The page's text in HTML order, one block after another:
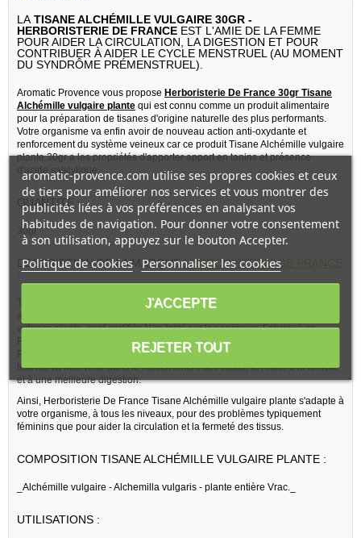
LA TISANE ALCHÉMILLE VULGAIRE 30GR -
HERBORISTERIE DE FRANCE EST L'AMIE DE LA FEMME
POUR AIDER LA CIRCULATION, LA DIGESTION ET POUR
CONTRIBUER À AIDER LE CYCLE MENSTRUEL (AU MOMENT
DU SYNDRÔME PRÉMENSTRUEL).
Aromatic Provence vous propose Herboristerie De France 30gr Tisane
Alchémille vulgaire plante qui est connu comme un produit alimentaire
pour la préparation de tisanes d'origine naturelle des plus performants.
Votre organisme va enfin avoir de nouveau action anti-oxydante et
renforcement du système veineux car ce produit Tisane Alchémille vulgaire
plante 30gr a les propriétés d'apporter apport en tanins et présence
d'acide salicylique.
QUANTITE :
30gr
DESCRIPTION DE LA MARQUEHERBORISTERIE DE FRANCE
Tous les produits de la marque Herboristerie De France dont ce produit
vulgaire plante, sont certifiés Non testé sur les animaux, Fabriqué en
France.
Pour une action parfaite, ce produit alimentaire pour la préparation de
tisanes va intervenir dans le resserrement des tissus, le retour à la tonicité
et à une meilleure digestion.
Ainsi, Herboristerie De France Tisane Alchémille vulgaire plante s'adapte à
votre organisme, à tous les niveaux, pour des problèmes typiquement
féminins que pour aider la circulation et la fermeté des tissus.
COMPOSITION TISANE ALCHÉMILLE VULGAIRE PLANTE :
_Alchémille vulgaire - Alchemilla vulgaris - plante entière Vrac._
UTILISATIONS :
aromatic-provence.com utilise ses propres cookies et ceux
de tiers pour améliorer nos services et vous montrer des
publicités liées à vos préférences en analysant vos
habitudes de navigation. Pour donner votre consentement
à son utilisation, appuyez sur le bouton Accepter.
Politique de cookies Personnaliser les cookies
REJETER TOUT
J'ACCEPTE